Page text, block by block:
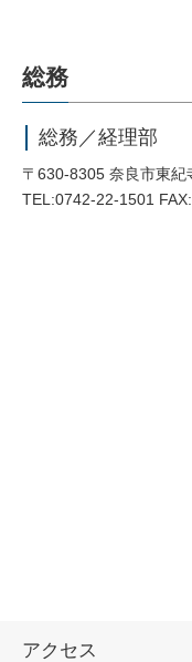
総務
総務／経理部
〒630-8305 奈良市東紀
TEL:0742-22-1501
アクセス